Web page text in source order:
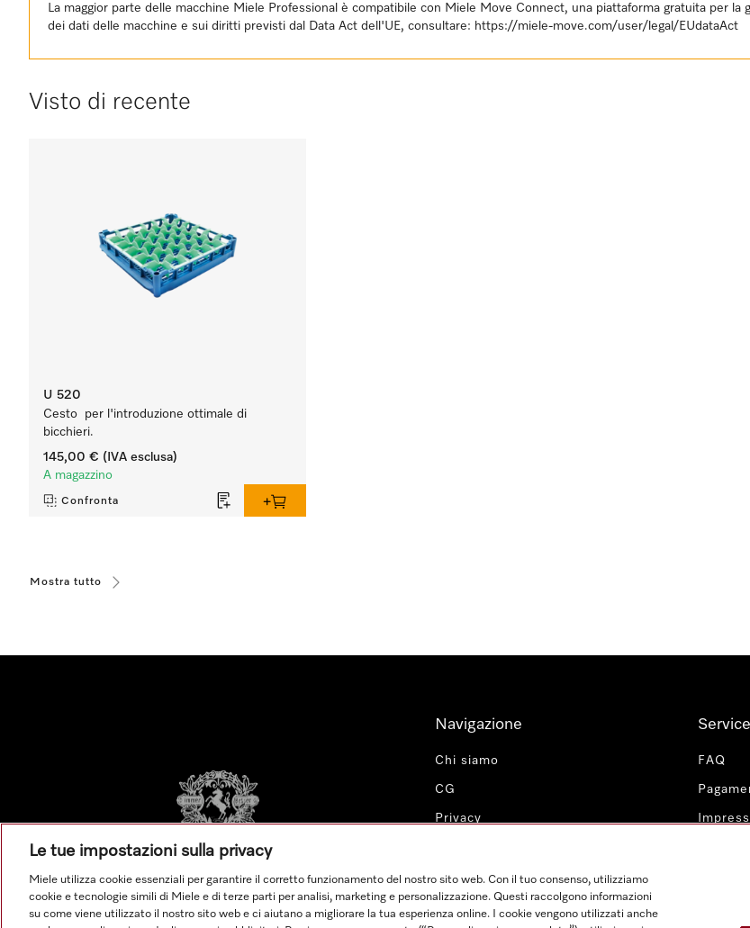
La maggior parte delle macchine Miele Professional è compatibile con Miele Move Connect, una piattaforma gratuita per
dei dati delle macchine e sui diritti previsti dal Data Act dell'UE, consultare: https://miele-move.com/user/legal/EUdataAct
Visto di recente
U 520
Cesto per l'introduzione ottimale di
bicchieri.
145,00 € (IVA esclusa)
A magazzino
Confronta
Mostra tutto
Navigazione
Chi siamo
CG
Privacy
Service
FAQ
Le tue impostazioni sulla privacy
Miele utilizza cookie essenziali per garantire il corretto funzionamento del nostro sito web. Con il tuo consenso, utilizziamo
cookie e tecnologie simili di Miele e di terze parti per analisi, marketing e personalizzazione. Questi raccolgono informazioni
su come viene utilizzato il nostro sito web e ci aiutano a migliorare la tua esperienza online. I cookie vengono utilizzati anche